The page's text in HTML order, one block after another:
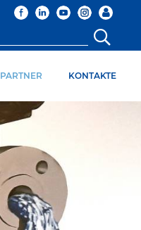
PARTNER KONTAKTE